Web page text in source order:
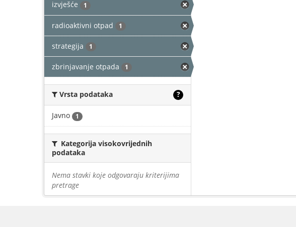
izvješće 1
radioaktivni otpad 1
strategija 1
zbrinjavanje otpada 1
Vrsta podataka ?
Javno 1
Kategorija visokovrijednih
podataka
Nema stavki koje odgovaraju kriterijima
pretrage